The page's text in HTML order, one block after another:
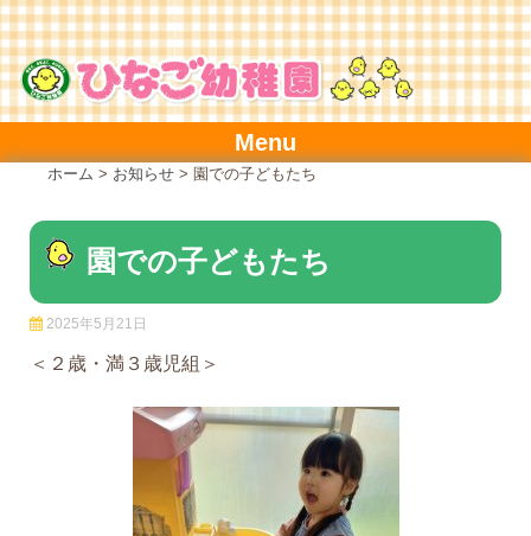
Skip
to
content
Menu
ホーム > お知らせ > 園での子どもたち
園での子どもたち
2025年5月21日
＜２歳・満３歳児組＞